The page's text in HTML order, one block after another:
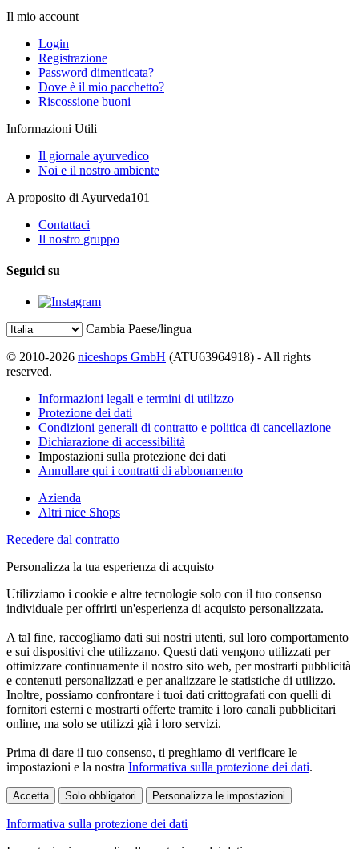
Il mio account
Login
Registrazione
Password dimenticata?
Dove è il mio pacchetto?
Riscossione buoni
Informazioni Utili
Il giornale ayurvedico
Noi e il nostro ambiente
A proposito di Ayurveda101
Contattaci
Il nostro gruppo
Seguici su
Cambia Paese/lingua
© 2010-2026 niceshops GmbH (ATU63964918) - All rights
reserved.
Informazioni legali e termini di utilizzo
Protezione dei dati
Condizioni generali di contratto e politica di cancellazione
Dichiarazione di accessibilità
Impostazioni sulla protezione dei dati
Annullare qui i contratti di abbonamento
Azienda
Altri nice Shops
Recedere dal contratto
Personalizza la tua esperienza di acquisto
Utilizziamo i cookie e altre tecnologie solo con il tuo consenso
individuale per offrirti un'esperienza di acquisto personalizzata.
A tal fine, raccogliamo dati sui nostri utenti, sul loro comportamento
e sui dispositivi che utilizzano. Questi dati vengono utilizzati per
ottimizzare continuamente il nostro sito web, per mostrarti pubblicità
e contenuti personalizzati e per analizzare le statistiche di utilizzo.
Inoltre, possiamo confrontare i tuoi dati crittografati con quelli di
fornitori esterni e mostrarti offerte tramite i loro canali pubblicitari
online, ma solo se utilizzi già i loro servizi.
Prima di dare il tuo consenso, ti preghiamo di verificare le
impostazioni e la nostra Informativa sulla protezione dei dati.
Accetta Solo obbligatori Personalizza le impostazioni
Informativa sulla protezione dei dati